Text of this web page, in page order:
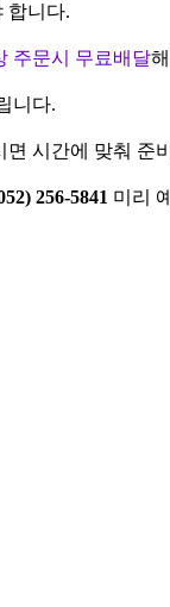
합니다.
주문시 무료배달
니다.
면 시간에 맞춰 준
256-5841 미리